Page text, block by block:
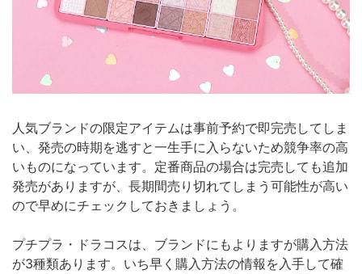
人気ブランドの限定アイテムは事前予約で即完売してしま
い、発売の時期を逃すと一生手に入らないため競争率の高
いものになっています。定番商品の場合は完売しても追加
発売がありますが、長期間売り切れてしまう可能性が高い
ので早めにチェックしておきましょう。
プチプラ・ドラコスは、ブランドにもよりますが購入方法
が3種類あります。いち早く購入方法の情報を入手して確